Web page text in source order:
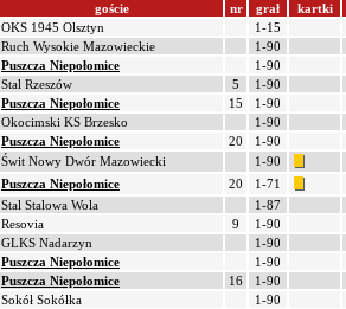
goście nr grał kartki
OKS 1945 Olsztyn
1-15
Ruch Wysokie Mazowieckie
1-90
Puszcza Niepołomice
1-90
Stal Rzeszów 5
1-90
Puszcza Niepołomice 15
1-90
Okocimski KS Brzesko
1-90
Puszcza Niepołomice 20
1-90
Świt Nowy Dwór Mazowiecki
1-90
Puszcza Niepołomice 20
1-71
Stal Stalowa Wola
1-87
Resovia 9
1-90
GLKS Nadarzyn
1-90
Puszcza Niepołomice
1-90
Puszcza Niepołomice 16
1-90
Sokół Sokółka
1-90